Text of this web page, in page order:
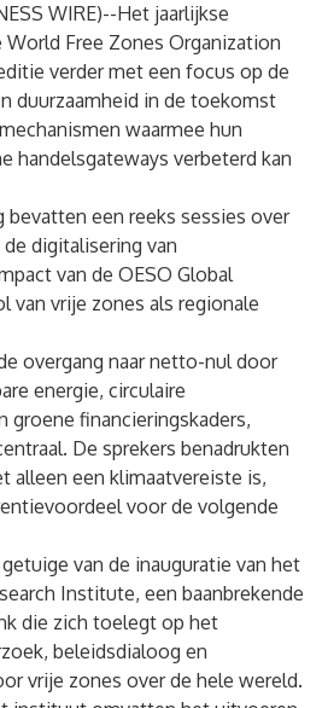
WIRE)--Het jaarlijkse
Free Zones Organization
verder met een focus op de
duurzaamheid in de toekomst
waarmee hun
handelsgateways verbeterd kan
bevatten een reeks sessies over
digitalisering van
van de OESO Global
van vrije zones als regionale
overgang naar netto-nul door
energie, circulaire
groene financieringskaders,
De sprekers benadrukten
alleen een klimaatvereiste is,
voor de volgende
van de inauguratie van het
Institute, een baanbrekende
die zich toelegt op het
beleidsdialoog en
vrije zones over de hele wereld.